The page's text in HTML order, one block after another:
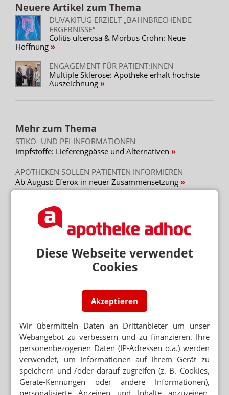
Diese Webseite verwendet
Cookies
Akzeptieren
Wir übermitteln Daten an Drittanbieter um unser
Webangebot zu verbessern und zu finanzieren. Ihre
personenbezogenen Daten (IP-Adressen o.ä.) werden
verwendet, um Informationen auf Ihrem Gerät zu
speichern und /oder darauf zugreifen (z. B. Cookies,
Geräte-Kennungen oder andere Informationen),
personalisierte Anzeigen und Inhalte anzuzeigen,
Neuere Artikel zum Thema
DUVAKITUG ERZIELT „BAHNBRECHENDE
ERGEBNISSE“
Colitis ulcerosa & Morbus Crohn: Neue
Hoffnung
ENGAGEMENT FÜR PATIENT:INNEN
Multiple Sklerose: Apotheke erhält höchste
Auszeichnung
Mehr zum Thema
STIKO- UND PEI-INFORMATIONEN
Impfstoffe: Lieferengpässe und Alternativen
APOTHEKEN SOLLEN PATIENTEN INFORMIEREN
Ab August: Eferox in neuer Zusammensetzung
Neue Kontraindikation für Minipille und Vaginalring
SEMAGLUTID
Wegovy-Tablette ab September verfügbar
„Wie eine Ärztin in der Handtasche“
Schilddrüse: DGE warnt vor NEM